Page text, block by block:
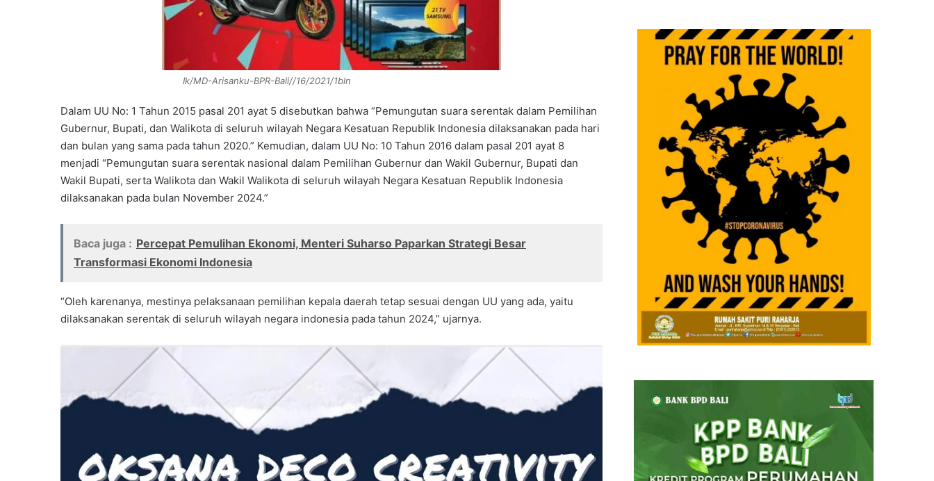
Ik/MD-Arisanku-BPR-Bali//16/2021/1bln
Dalam UU No: 1 Tahun 2015 pasal 201 ayat 5 disebutkan bahwa “Pemungutan suara serentak dalam Pemilihan
Gubernur, Bupati, dan Walikota di seluruh wilayah Negara Kesatuan Republik Indonesia dilaksanakan pada hari
dan bulan yang sama pada tahun 2020.” Kemudian, dalam UU No: 10 Tahun 2016 dalam pasal 201 ayat 8
menjadi “Pemungutan suara serentak nasional dalam Pemilihan Gubernur dan Wakil Gubernur, Bupati dan
Wakil Bupati, serta Walikota dan Wakil Walikota di seluruh wilayah Negara Kesatuan Republik Indonesia
dilaksanakan pada bulan November 2024.”
Baca juga : Percepat Pemulihan Ekonomi, Menteri Suharso Paparkan Strategi Besar
Transformasi Ekonomi Indonesia
“Oleh karenanya, mestinya pelaksanaan pemilihan kepala daerah tetap sesuai dengan UU yang ada, yaitu
dilaksanakan serentak di seluruh wilayah negara indonesia pada tahun 2024,” ujarnya.